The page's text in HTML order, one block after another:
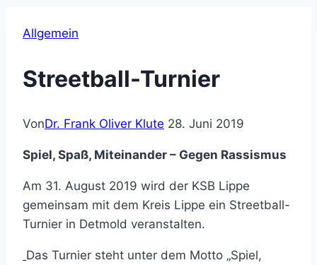
Allgemein
Streetball-Turnier
VonDr. Frank Oliver Klute 28. Juni 2019
Spiel, Spaß, Miteinander – Gegen Rassismus
Am 31. August 2019 wird der KSB Lippe
gemeinsam mit dem Kreis Lippe ein Streetball-
Turnier in Detmold veranstalten.
Das Turnier steht unter dem Motto „Spiel,